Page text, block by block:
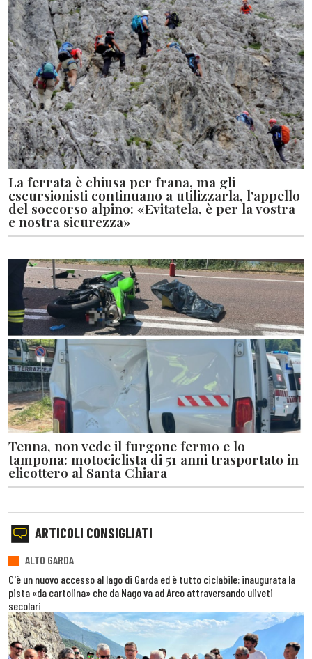
La ferrata è chiusa per frana, ma gli
escursionisti continuano a utilizzarla, l'appello
del soccorso alpino: «Evitatela, è per la vostra
e nostra sicurezza»
Tenna, non vede il furgone fermo e lo
tampona: motociclista di 51 anni trasportato in
elicottero al Santa Chiara
ARTICOLI CONSIGLIATI
ALTO GARDA
C'è un nuovo accesso al lago di Garda ed è tutto ciclabile: inaugurata la
pista «da cartolina» che da Nago va ad Arco attraversando uliveti
secolari